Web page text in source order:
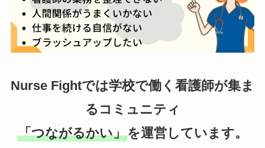
Nurse Fightでは学校で働く看護師が集ま
るコミュニティ
「つながるかい」を運営しています。